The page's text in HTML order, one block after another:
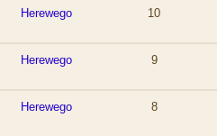
Herewego 10
Herewego 9
Herewego 8